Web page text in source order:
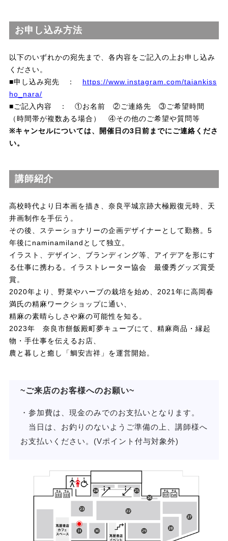
お申し込み方法
以下のいずれかの宛先まで、各内容をご記入の上お申し込み
ください。
■申し込み宛先 ：
https://www.instagram.com/taiankiss
ho_nara/
■ご記入内容 ： ①お名前 ②ご連絡先 ③ご希望時間
（時間帯が複数ある場合） ④その他のご希望や質問等
※キャンセルについては、開催日の3日前までにご連絡くださ
い。
講師紹介
高校時代より日本画を描き、奈良平城京跡大極殿復元時、天
井画制作を手伝う。
その後、ステーショナリーの企画デザイナーとして勤務。5
年後にnaminamilandとして独立。
イラスト、デザイン、ブランディング等、アイデアを形にす
る仕事に携わる。イラストレーター協会 最優秀グッズ賞受
賞。
2020年より、野菜やハーブの栽培を始め、2021年に高岡春
満氏の精麻ワークショップに通い、
精麻の素晴らしさや麻の可能性を知る。
2023年 奈良市餅飯殿町夢キューブにて、精麻商品・縁起
物・手仕事を伝えるお店、
農と暮しと癒し「鯛安吉祥」を運営開始。
~ご来店のお客様へのお願い~
・参加費は、現金のみでのお支払いとなります。
当日は、お釣りのないようご準備の上、講師様へ
お支払いください。(Vポイント付与対象外)